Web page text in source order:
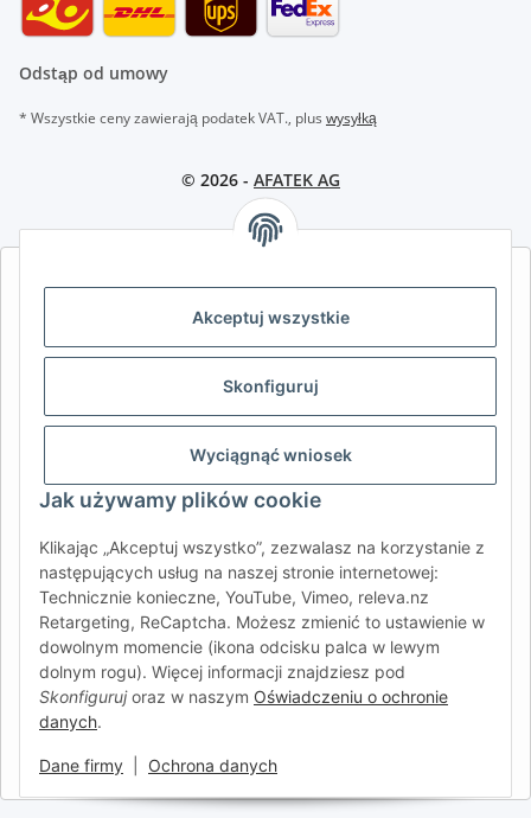
Akceptuj wszystkie
Skonfiguruj
Wyciągnąć wniosek
Jak używamy plików cookie
Klikając „Akceptuj wszystko”, zezwalasz na korzystanie z
następujących usług na naszej stronie internetowej:
Technicznie konieczne, YouTube, Vimeo, releva.nz
Retargeting, ReCaptcha. Możesz zmienić to ustawienie w
dowolnym momencie (ikona odcisku palca w lewym
dolnym rogu). Więcej informacji znajdziesz pod
Skonfigurujoraz w naszym Oświadczeniu o ochronie
danych.
Dane firmy Ochrona danych
Odstąp od umowy
* Wszystkie ceny zawierają podatek VAT., plus wysyłką
© 2026 - AFATEK AG
AFATEK INTERNATIONAL – WYBIERZ REGION I JĘZYK | SELECT
DE AT CH (DE) CH (FR)
BE (NL) BE (FR)
SE FI
RO HR
AFATEK International| Twój partner w zakresie części
zamiennych do przyczep i pojazdów samochodowych
Zapytania:info@afatek.com
Globalna dostawa z naszego centralnego magazynu w
Niemczech.